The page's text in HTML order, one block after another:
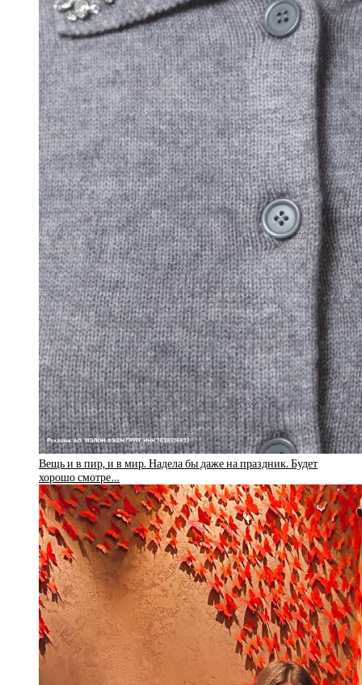
Вещь и в пир, и в мир. Надела бы даже на праздник. Будет
хорошо смотре…